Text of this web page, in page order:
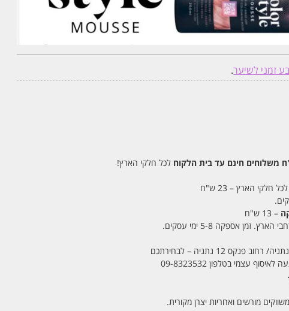
זמני לשיער.
משלוחים חינם עד בית הלקוח לכל חלקי הארץ!
לכל חלקי הארץ – 23 ש"ח
– 13 ש"ח
עצמי בטלפון 09-8323532
מורשים ואחריות יצרן מקורית.